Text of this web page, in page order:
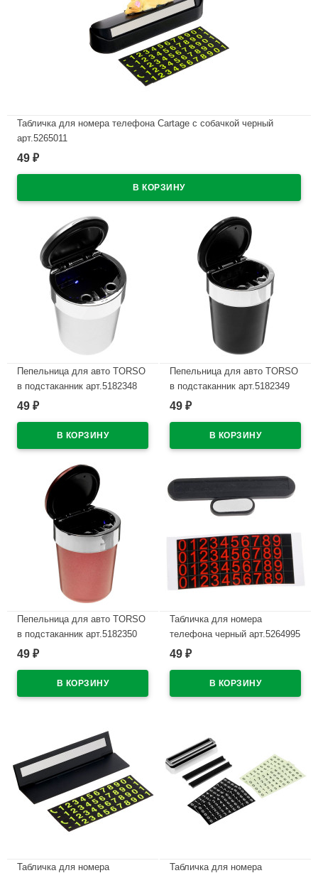
Табличка для номера телефона Cartage с собачкой черный
арт.5265011
В наличии
49 ₽
Пепельница для авто TORSO
в подстаканник арт.5182348
В наличии
49 ₽
Пепельница для авто TORSO
в подстаканник арт.5182349
В наличии
49 ₽
Пепельница для авто TORSO
в подстаканник арт.5182350
В наличии
49 ₽
Табличка для номера
телефона черный арт.5264995
В наличии
49 ₽
Табличка для номера
Табличка для номера